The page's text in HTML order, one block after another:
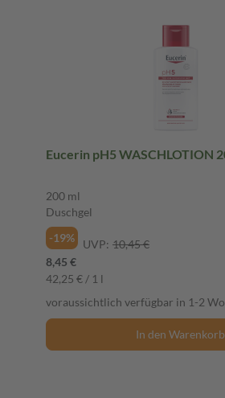
Eucerin pH5 WASCHLOTION
200 ml
Duschgel
-19%
UVP: 10,45 €
8,45 €
42,25 € / 1 l
voraussichtlich verfügbar in 1-2
In den Warenkorb